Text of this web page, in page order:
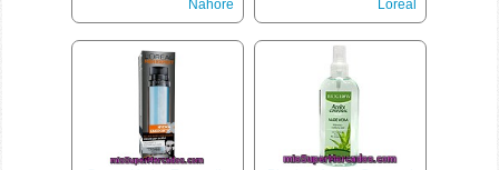
Nahore Loreal